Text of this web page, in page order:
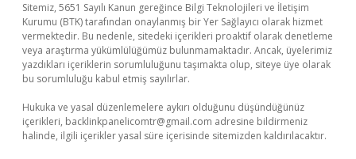
Sitemiz, 5651 Sayılı Kanun gereğince Bilgi Teknolojileri ve İletişim
Kurumu (BTK) tarafından onaylanmış bir Yer Sağlayıcı olarak hizmet
vermektedir. Bu nedenle, sitedeki içerikleri proaktif olarak denetleme
veya araştırma yükümlülüğümüz bulunmamaktadır. Ancak, üyelerimiz
yazdıkları içeriklerin sorumluluğunu taşımakta olup, siteye üye olarak
bu sorumluluğu kabul etmiş sayılırlar.
Hukuka ve yasal düzenlemelere aykırı olduğunu düşündüğünüz
içerikleri, backlinkpanelicomtr@gmail.com adresine bildirmeniz
halinde, ilgili içerikler yasal süre içerisinde sitemizden kaldırılacaktır.